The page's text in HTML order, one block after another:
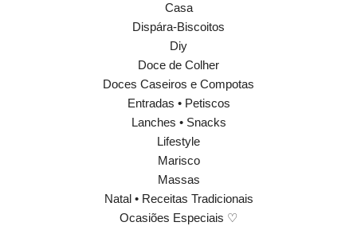
Casa
Dispára-Biscoitos
Diy
Doce de Colher
Doces Caseiros e Compotas
Entradas • Petiscos
Lanches • Snacks
Lifestyle
Marisco
Massas
Natal • Receitas Tradicionais
Ocasiões Especiais ♡